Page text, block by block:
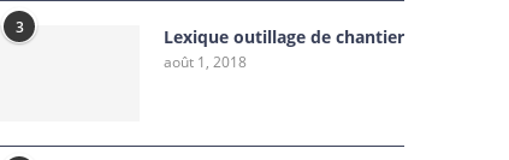
3 Lexique outillage de chantier
août 1, 2018